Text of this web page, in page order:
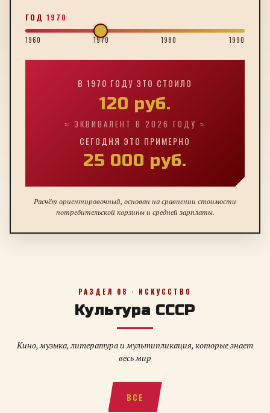
ГОД 1970
1960 1970 1980 1990
В 1970 ГОДУ ЭТО СТОИЛО
120 руб.
≈ ЭКВИВАЛЕНТ В 2026 ГОДУ ≈
СЕГОДНЯ ЭТО ПРИМЕРНО
25 000 руб.
Расчёт ориентировочный, основан на сравнении стоимости
потребительской корзины и средней зарплаты.
РАЗДЕЛ 08 · ИСКУССТВО
Культура СССР
Кино, музыка, литература и мультипликация, которые знает
весь мир
ВСЕ